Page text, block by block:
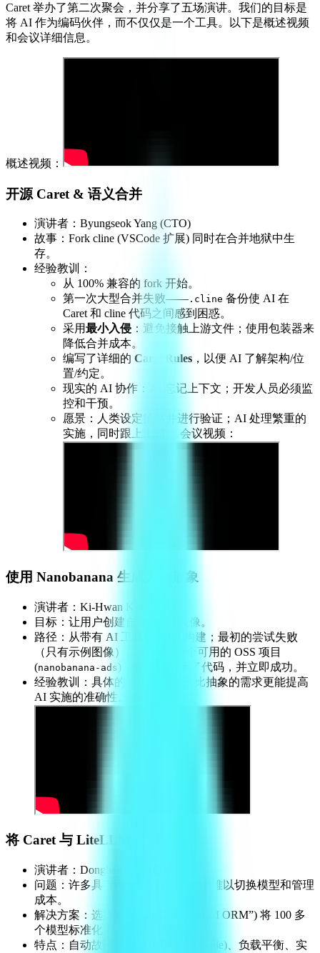
Caret 举办了第二次聚会，并分享了五场演讲。我们的目标是
将 AI 作为编码伙伴，而不仅仅是一个工具。以下是概述视频
和会议详细信息。
概述视频：
开源 Caret & 语义合并
演讲者：Byungseok Yang (CTO)
故事：Fork cline (VSCode 扩展) 同时在合并地狱中生
存。
经验教训：
从 100% 兼容的 fork 开始。
第一次大型合并失败—— .cline 备份使 AI 在
Caret 和 cline 代码之间感到困惑。
采用最小入侵 ：避免接触上游文件；使用包装器来
降低合并成本。
编写了详细的 Caret Rules ，以便 AI 了解架构/位
置/约定。
现实的 AI 协作：AI 忘记上下文；开发人员必须监
控和干预。
愿景：人类设定策略并进行验证；AI 处理繁重的
实施，同时跟上上游。 会议视频：
使用 Nanobanana 生成人物形象
演讲者：Ki-Hwan Kim (CEO)
目标：让用户创建自定义 AI 头像。
路径：从带有 AI 工具的 PRD 构建；最初的尝试失败
（只有示例图像）。 找到了一个可用的 OSS 项目
(nanobanana-ads )，向代理展示了代码，并立即成功。
经验教训：具体的、可用的示例比抽象的需求更能提高
AI 实施的准确性。 会议视频：
将 Caret 与 LiteLLM 集成
演讲者：Donghak Kim (贡献者)
问题：许多具有不同 API 的 LLM；难以切换模型和管理
成本。
解决方案：选择 OSS LiteLLM (“LLM ORM”) 将 100 多
个模型标准化为 OpenAI 格式。
特点：自动故障转移 (GPT-4 → Claude)、负载平衡、实